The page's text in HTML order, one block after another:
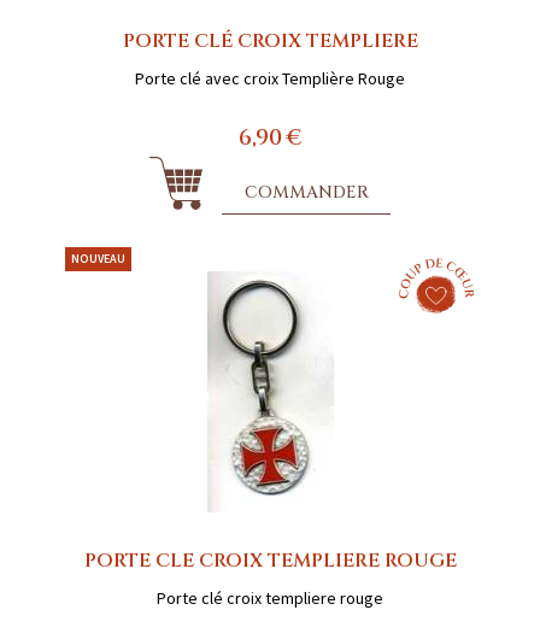
PORTE CLÉ CROIX TEMPLIERE
Porte clé avec croix Templière Rouge
6,90 €
COMMANDER
NOUVEAU
PORTE CLE CROIX TEMPLIERE ROUGE
Porte clé croix templiere rouge